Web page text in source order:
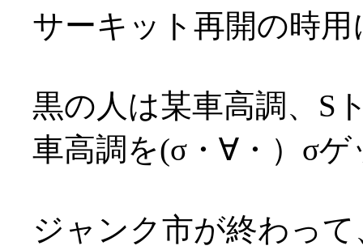
サーキット再開の時用
黒の人は某車高調、S
車高調を(σ・∀・）σゲ
ジャンク市が終わっ